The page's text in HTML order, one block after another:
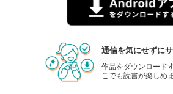
通信を気にせずに
作品をダウンロード
こでも読書が楽しめま